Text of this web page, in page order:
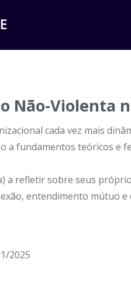
Não-Violenta
cada vez mais
a fundamentos teóricos e
a refletir sobre seus
entendimento mútuo e
2025